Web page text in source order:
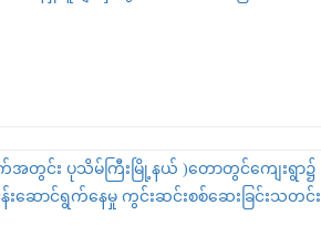
မ်ကြီးမြို့နယ် )တောတွင်ကျေးရွာ၌
းဆောင်ရွက်နေမှု ကွင်းဆင်းစစ်ဆေးခြင်းသတင်း